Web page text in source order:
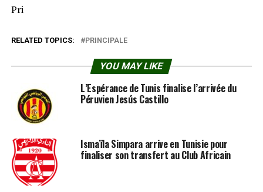
Pri
RELATED TOPICS: PRINCIPALE
YOU MAY LIKE
L’Espérance de Tunis finalise l’arrivée du
Péruvien Jesús Castillo
Ismaïla Simpara arrive en Tunisie pour
finaliser son transfert au Club Africain